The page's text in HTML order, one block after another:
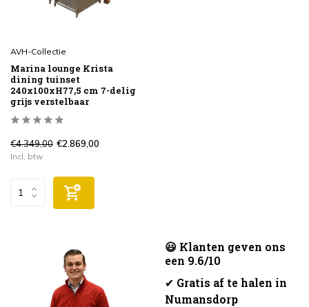
AVH-Collectie
Marina lounge Krista
dining tuinset
240x100xH77,5 cm 7-delig
grijs verstelbaar
€4.349,00 €2.869,00
Incl. btw
😃 Klanten geven ons
een 9.6/10
✔ Gratis af te halen in
Numansdorp